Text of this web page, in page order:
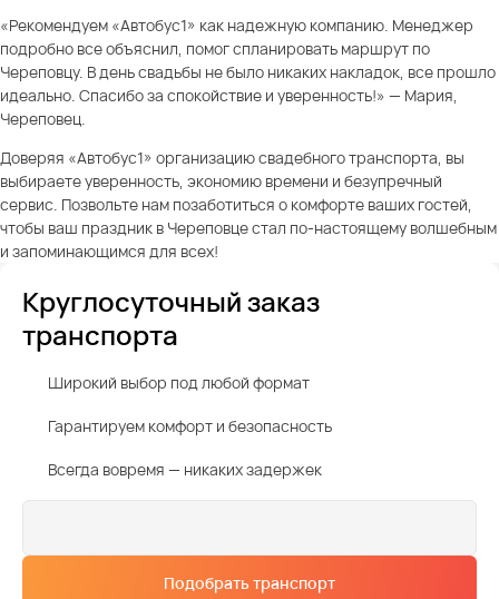
«Рекомендуем «Автобус1» как надежную компанию. Менеджер
подробно все объяснил, помог спланировать маршрут по
Череповцу. В день свадьбы не было никаких накладок, все прошло
идеально. Спасибо за спокойствие и уверенность!» — Мария,
Череповец.
Доверяя «Автобус1» организацию свадебного транспорта, вы
выбираете уверенность, экономию времени и безупречный
сервис. Позвольте нам позаботиться о комфорте ваших гостей,
чтобы ваш праздник в Череповце стал по-настоящему волшебным
и запоминающимся для всех!
Круглосуточный заказ
транспорта
Широкий выбор под любой формат
Гарантируем комфорт и безопасность
Всегда вовремя — никаких задержек
Подобрать транспорт